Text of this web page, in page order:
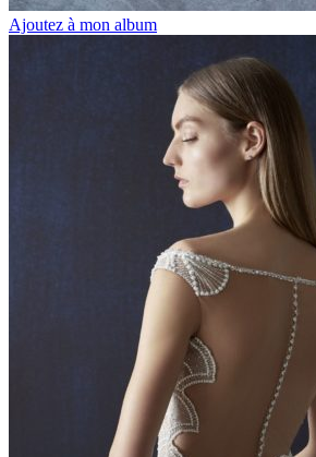
Ajoutez à mon album